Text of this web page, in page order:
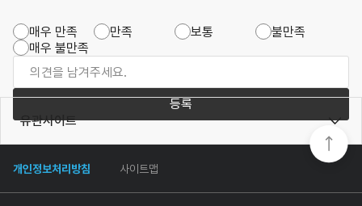
매우 만족 만족 보통
불만족
매우 불만족
등록
개인정보처리방침 사이트맵
유관사이트